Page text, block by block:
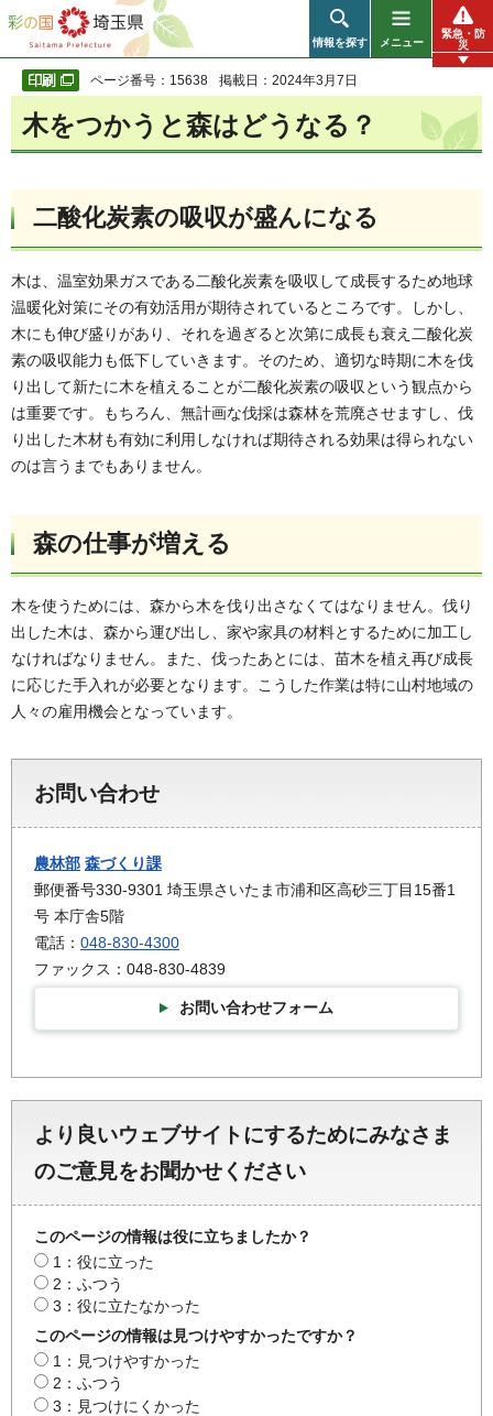
彩の国 埼玉県
情報を探す メニュー
緊急・防
災
ページ番号：15638 掲載日：2024年3月7日
木をつかうと森はどうなる？
二酸化炭素の吸収が盛んになる
木は、温室効果ガスである二酸化炭素を吸収して成長するため地球
温暖化対策にその有効活用が期待されているところです。しかし、
木にも伸び盛りがあり、それを過ぎると次第に成長も衰え二酸化炭
素の吸収能力も低下していきます。そのため、適切な時期に木を伐
り出して新たに木を植えることが二酸化炭素の吸収という観点から
は重要です。もちろん、無計画な伐採は森林を荒廃させますし、伐
り出した木材も有効に利用しなければ期待される効果は得られない
のは言うまでもありません。
森の仕事が増える
木を使うためには、森から木を伐り出さなくてはなりません。伐り
出した木は、森から運び出し、家や家具の材料とするために加工し
なければなりません。また、伐ったあとには、苗木を植え再び成長
に応じた手入れが必要となります。こうした作業は特に山村地域の
人々の雇用機会となっています。
お問い合わせ
農林部 森づくり課
郵便番号330-9301 埼玉県さいたま市浦和区高砂三丁目15番1
号 本庁舎5階
電話： 048-830-4300
ファックス：048-830-4839
お問い合わせフォーム
より良いウェブサイトにするためにみなさま
のご意見をお聞かせください
このページの情報は役に立ちましたか？
1：役に立った
2：ふつう
3：役に立たなかった
このページの情報は見つけやすかったですか？
1：見つけやすかった
2：ふつう
3：見つけにくかった